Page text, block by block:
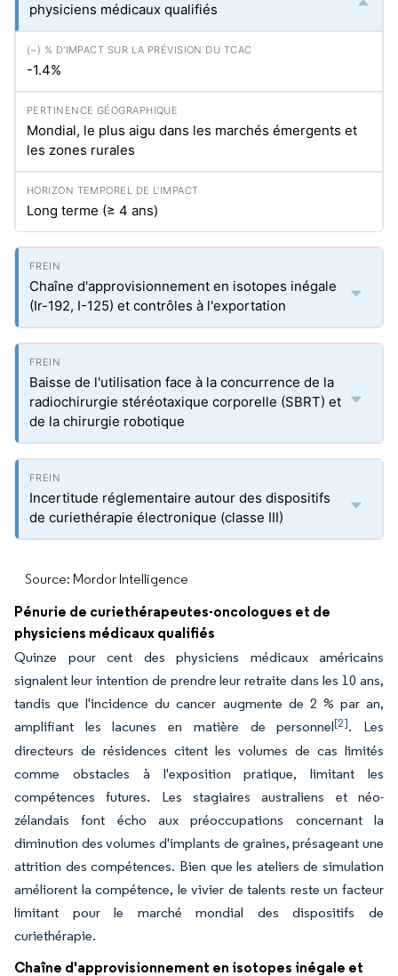
physiciens médicaux qualifiés
-1.4%
Mondial, le plus aigu dans les marchés émergents et
les zones rurales
Long terme (≥ 4 ans)
Chaîne d'approvisionnement en isotopes inégale
(Ir-192, I-125) et contrôles à l'exportation
Baisse de l'utilisation face à la concurrence de la
radiochirurgie stéréotaxique corporelle (SBRT) et
de la chirurgie robotique
Incertitude réglementaire autour des dispositifs
de curiethérapie électronique (classe III)
Source: Mordor Intelligence
Pénurie de curiethérapeutes-oncologues et de
physiciens médicaux qualifiés
Quinze pour cent des physiciens médicaux américains
signalent leur intention de prendre leur retraite dans les 10 ans,
tandis que l'incidence du cancer augmente de 2 % par an,
amplifiant les lacunes en matière de personnel[2]. Les
directeurs de résidences citent les volumes de cas limités
comme obstacles à l'exposition pratique, limitant les
compétences futures. Les stagiaires australiens et néo-
zélandais font écho aux préoccupations concernant la
diminution des volumes d'implants de graines, présageant une
attrition des compétences. Bien que les ateliers de simulation
améliorent la compétence, le vivier de talents reste un facteur
limitant pour le marché mondial des dispositifs de
curiethérapie.
Chaîne d'approvisionnement en isotopes inégale et